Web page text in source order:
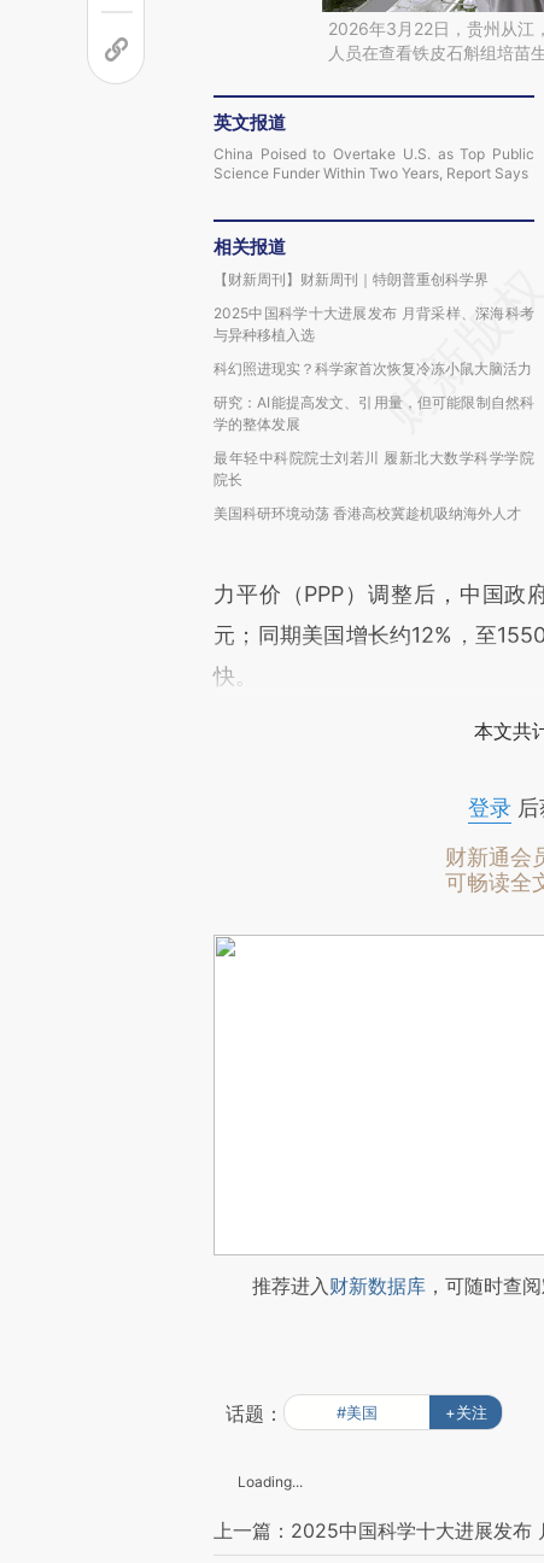
2026年3月22日，贵州从江
人员在查看铁皮石斛组培苗
英文报道
China Poised to Overtake U.S. as Top Public
Science Funder Within Two Years, Report Says
相关报道
【财新周刊】财新周刊｜特朗普重创科学界
2025中国科学十大进展发布 月背采样、深海科考
与异种移植入选
科幻照进现实？科学家首次恢复冷冻小鼠大脑活力
研究：AI能提高发文、引用量，但可能限制自然科
学的整体发展
最年轻中科院院士刘若川 履新北大数学科学学院
院长
美国科研环境动荡 香港高校冀趁机吸纳海外人才
力平价（PPP）调整后，中国政
元；同期美国增长约12%，至
快。
本文共
登录后
财新通会
可畅读全
推荐进入财新数据库 ，可随时查
话题： #美国 +关注
Loading...
上一篇：2025中国科学十大进展发布